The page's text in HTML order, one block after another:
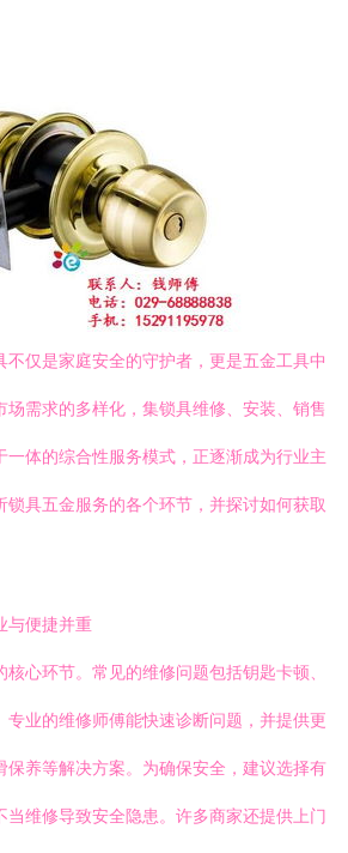
不仅是家庭安全的守护者，更是五金工具中
场需求的多样化，集锁具维修、安装、销售
一体的综合性服务模式，正逐渐成为行业主
锁具五金服务的各个环节，并探讨如何获取
与便捷并重
心环节。常见的维修问题包括钥匙卡顿、
专业的维修师傅能快速诊断问题，并提供更
保养等解决方案。为确保安全，建议选择有
当维修导致安全隐患。许多商家还提供上门